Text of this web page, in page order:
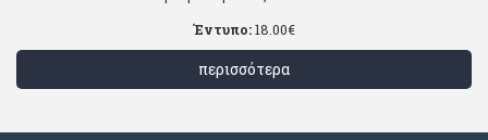
Έντυπο:18.00€
περισσότερα